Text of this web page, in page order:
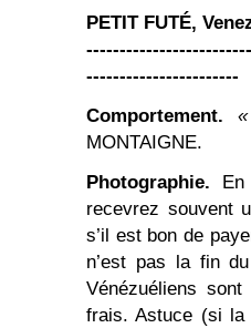
PETIT FUTÉ,
-----------------------
Comportement.
MONTAIGNE.
Photographie. En
recevrez souvent
s’il est bon de
n’est pas la fin
Vénézuéliens
frais. Astuce (si la